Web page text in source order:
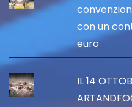
con un
euro
IL 14